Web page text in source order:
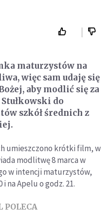
maturzystów na
więc sam udaję się
aby modlić się za
do
szkół średnich z
umieszczono krótki film, w
modlitwę 8 marca w
w intencji maturzystów,
i na Apelu o godz. 21.
POLECA